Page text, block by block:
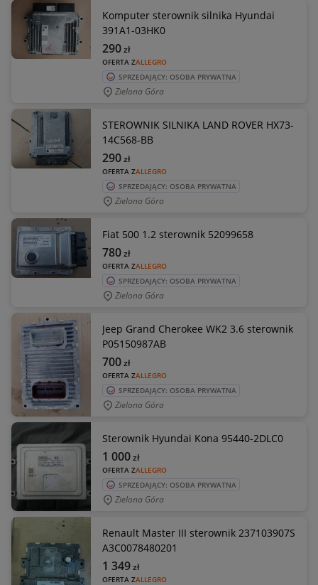
Komputer sterownik silnika Hyundai
391A1-03HK0
OFERTA ZALLEGRO
290zł
SPRZEDAJĄCY: OSOBA PRYWATNA
Zielona Góra
STEROWNIK SILNIKA LAND ROVER HX73-
14C568-BB
OFERTA ZALLEGRO
290zł
SPRZEDAJĄCY: OSOBA PRYWATNA
Zielona Góra
Fiat 500 1.2 sterownik 52099658
OFERTA ZALLEGRO
780zł
SPRZEDAJĄCY: OSOBA PRYWATNA
Zielona Góra
Jeep Grand Cherokee WK2 3.6 sterownik
P05150987AB
OFERTA ZALLEGRO
700zł
SPRZEDAJĄCY: OSOBA PRYWATNA
Zielona Góra
Sterownik Hyundai Kona 95440-2DLC0
OFERTA ZALLEGRO
1 000zł
SPRZEDAJĄCY: OSOBA PRYWATNA
Zielona Góra
Renault Master III sterownik 237103907S
A3C0078480201
OFERTA ZALLEGRO
1 349zł